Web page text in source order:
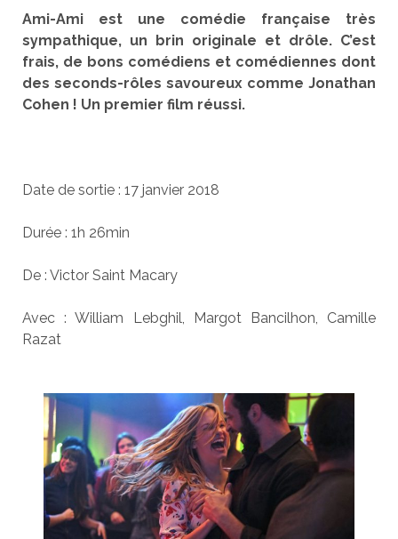
Ami-Ami est une comédie française très
sympathique, un brin originale et drôle. C’est
frais, de bons comédiens et comédiennes dont
des seconds-rôles savoureux comme Jonathan
Cohen ! Un premier film réussi.
Date de sortie : 17 janvier 2018
Durée : 1h 26min
De : Victor Saint Macary
Avec : William Lebghil, Margot Bancilhon, Camille
Razat